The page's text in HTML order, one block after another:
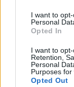
I want to
Personal
Opted In
I want to
Retention,
Personal
Purposes for
Opted Out